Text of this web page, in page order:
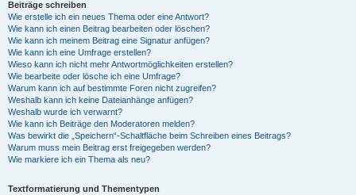
Beiträge schreiben
Wie erstelle ich ein neues Thema oder eine Antwort?
Wie kann ich einen Beitrag bearbeiten oder löschen?
Wie kann ich meinem Beitrag eine Signatur anfügen?
Wie kann ich eine Umfrage erstellen?
Wieso kann ich nicht mehr Antwortmöglichkeiten erstellen?
Wie bearbeite oder lösche ich eine Umfrage?
Warum kann ich auf bestimmte Foren nicht zugreifen?
Weshalb kann ich keine Dateianhänge anfügen?
Weshalb wurde ich verwarnt?
Wie kann ich Beiträge den Moderatoren melden?
Was bewirkt die „Speichern“-Schaltfläche beim Schreiben eines Beitrags?
Warum muss mein Beitrag erst freigegeben werden?
Wie markiere ich ein Thema als neu?
Textformatierung und Thementypen